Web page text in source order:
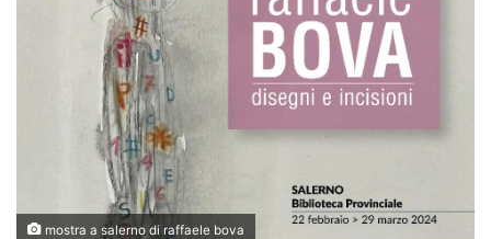
mostra a salerno di raffaele bova